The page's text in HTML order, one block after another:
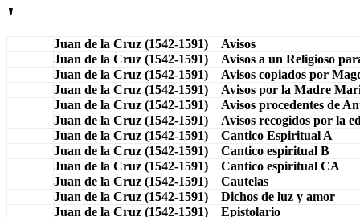
'
Juan de la Cruz (1542-1591) Avisos
Juan de la Cruz (1542-1591) Avisos a un Religioso
Juan de la Cruz (1542-1591) Avisos copiados por
Juan de la Cruz (1542-1591) Avisos por la Madre
Juan de la Cruz (1542-1591) Avisos procedentes de
Juan de la Cruz (1542-1591) Avisos recogidos por la
Juan de la Cruz (1542-1591) Cantico Espiritual A
Juan de la Cruz (1542-1591) Cantico espiritual B
Juan de la Cruz (1542-1591) Cantico espiritual CA
Juan de la Cruz (1542-1591) Cautelas
Juan de la Cruz (1542-1591) Dichos de luz y amor
Juan de la Cruz (1542-1591) Epistolario